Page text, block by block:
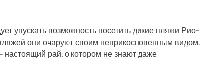
упускать возможность посетить дикие пляжи Рио-
они очаруют своим неприкосновенным видом.
рай, о котором не знают даже